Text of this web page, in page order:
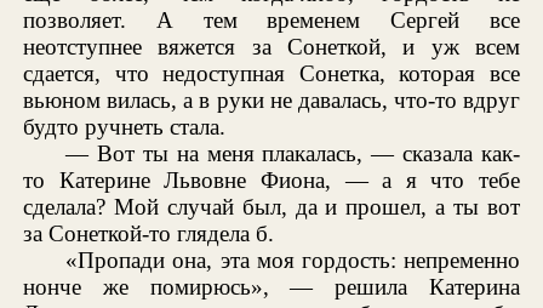
позволяет. А тем временем Сергей все
неотступнее вяжется за Сонеткой, и уж всем
сдается, что недоступная Сонетка, которая все
вьюном вилась, а в руки не давалась, что-то вдруг
будто ручнеть стала.
— Вот ты на меня плакалась, — сказала как-
то Катерине Львовне Фиона, — а я что тебе
сделала? Мой случай был, да и прошел, а ты вот
за Сонеткой-то глядела б.
«Пропади она, эта моя гордость: непременно
нонче же помирюсь», — решила Катерина